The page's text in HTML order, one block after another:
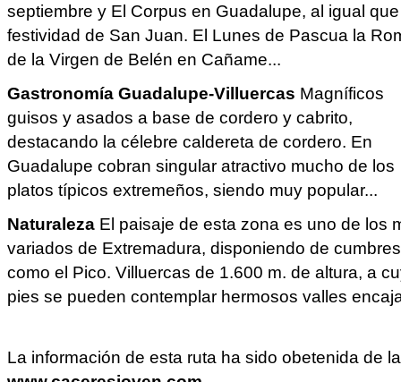
septiembre y El Corpus en Guadalupe, al igual
festividad de San Juan. El Lunes de Pascua la
de la Virgen de Belén en Cañame...
Gastronomía Guadalupe-Villuercas Magníficos
guisos y asados a base de cordero y cabrito,
destacando la célebre caldereta de cordero. En
Guadalupe cobran singular atractivo mucho de los
platos típicos extremeños, siendo muy popular...
Naturaleza El paisaje de esta zona es uno de los
variados de Extremadura, disponiendo de cumbres
como el Pico. Villuercas de 1.600 m. de altura, a
pies se pueden contemplar hermosos valles
La información de esta ruta ha sido obetenida de